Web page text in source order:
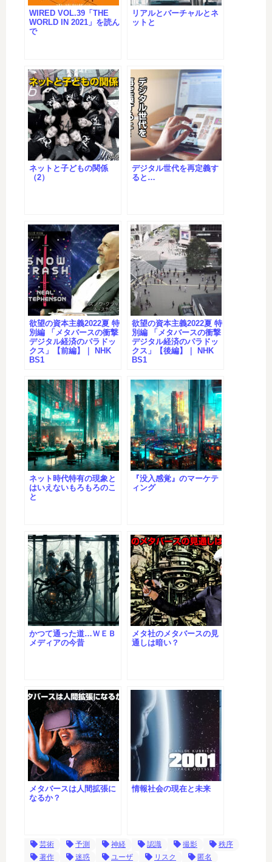
WIRED VOL.39「THE
WORLD IN 2021」を読ん
で
リアルとバーチャルとネ
ットと
ネットと子どもの関係
（2）
デジタル世代を再定義す
ると…
欲望の資本主義2022夏 特
別編 「メタバースの衝撃
デジタル経済のパラドッ
クス」【前編】｜ NHK
BS1
欲望の資本主義2022夏 特
別編 「メタバースの衝撃
デジタル経済のパラドッ
クス」【後編】｜ NHK
BS1
ネット時代特有の現象と
はいえないもろもろのこ
と
『没入感覚』のマーケテ
ィング
かつて通った道…ＷＥＢ
メディアの今昔
メタ社のメタバースの見
通しは暗い？
メタバースは人間拡張に
なるか？
情報社会の現在と未来
芸術 予測 神経 認識 撮影
秩序
著作
迷惑 ユーザ リスク
匿名